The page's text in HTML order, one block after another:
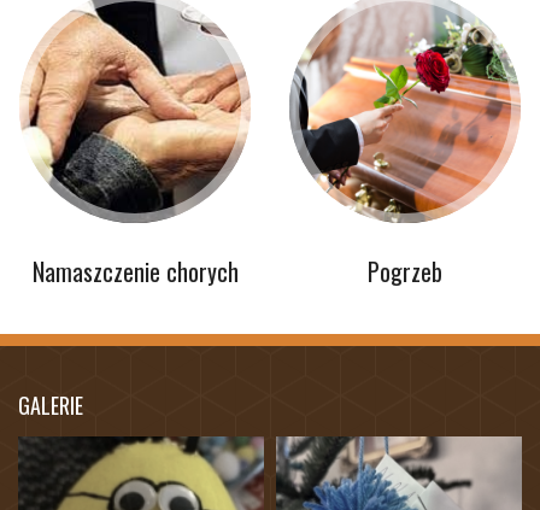
Namaszczenie chorych Pogrzeb
GALERIE